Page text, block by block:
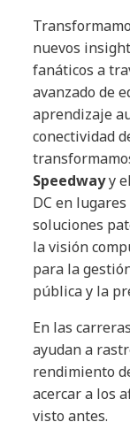
nuevos
fanáticos a
avanzado de
aprendizaje
conectividad
Speedwayy el
DC en
soluciones
la visión
para la
pública y la
En las
ayudan a
rendimiento
acercar a los
visto antes.